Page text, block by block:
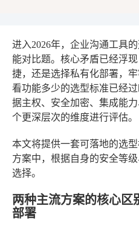
进入2026年，企业沟通工具
能对比题。核心矛盾已经浮
捷，还是选择私有化部署，
看功能多少的选型标准已经
据主权、安全加密、集成能
个更深层次的维度进行评估。
本文将提供一套可落地的选
方案中，根据自身的安全等
选择。
两种主流方案的核心
部署